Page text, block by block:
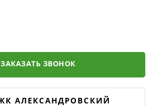
ЗАКАЗАТЬ ЗВОНОК
АЛЕКСАНДРОВСКИЙ